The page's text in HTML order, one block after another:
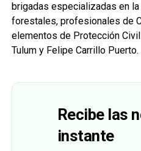
brigadas especializadas en
forestales, profesionales de
elementos de Protección
Tulum y Felipe Carrillo Puerto.
Recibe las
instante